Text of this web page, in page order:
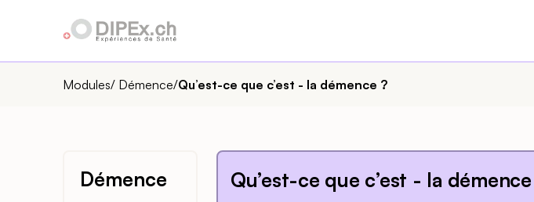
Modules/ Démence/Qu’est-ce que c’est - la démence ?
Démence Qu’est-ce que c’est - la